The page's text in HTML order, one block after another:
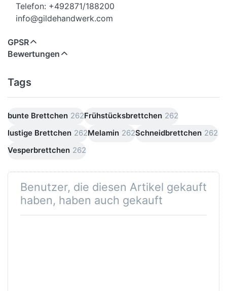
Telefon: +492871/188200
info@gildehandwerk.com
GPSR
Bewertungen
Tags
bunte Brettchen 262Frühstücksbrettchen 262
lustige Brettchen 262Melamin 262Schneidbrettchen 262
Vesperbrettchen 262
Benutzer, die diesen Artikel gekauft
haben, haben auch gekauft